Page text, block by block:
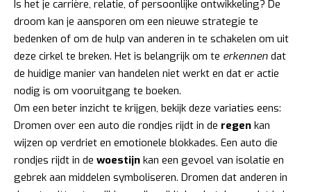
Is het je carrière, relatie, of persoonlijke ontwikkeling? De
droom kan je aansporen om een nieuwe strategie te
bedenken of om de hulp van anderen in te schakelen om uit
deze cirkel te breken. Het is belangrijk om te erkennen dat
de huidige manier van handelen niet werkt en dat er actie
nodig is om vooruitgang te boeken.
Om een beter inzicht te krijgen, bekijk deze variaties eens:
Dromen over een auto die rondjes rijdt in de regen kan
wijzen op verdriet en emotionele blokkades. Een auto die
rondjes rijdt in de woestijn kan een gevoel van isolatie en
gebrek aan middelen symboliseren. Dromen dat anderen in